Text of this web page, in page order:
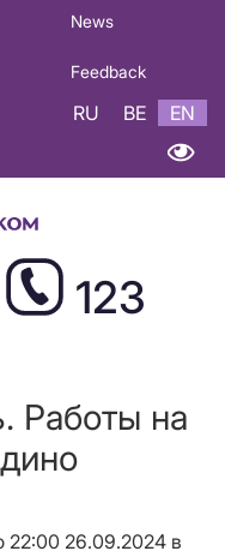
News
Feedback
RU BE EN
123
Работы на
22:00 26.09.2024 в